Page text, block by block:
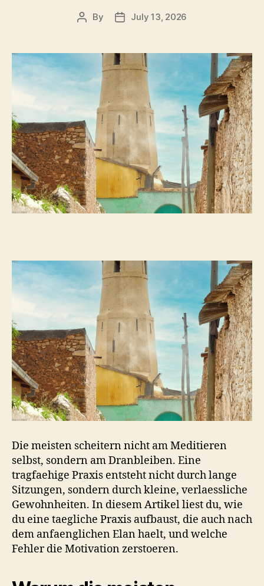
Post
By
PostJuly 13, 2026
Die meisten scheitern nicht am Meditieren
selbst, sondern am Dranbleiben. Eine
tragfaehige Praxis entsteht nicht durch lange
Sitzungen, sondern durch kleine, verlaessliche
Gewohnheiten. In diesem Artikel liest du, wie
du eine taegliche Praxis aufbaust, die auch nach
dem anfaenglichen Elan haelt, und welche
Fehler die Motivation zerstoeren.